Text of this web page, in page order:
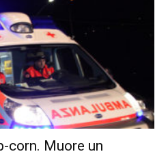
corn. Muore un